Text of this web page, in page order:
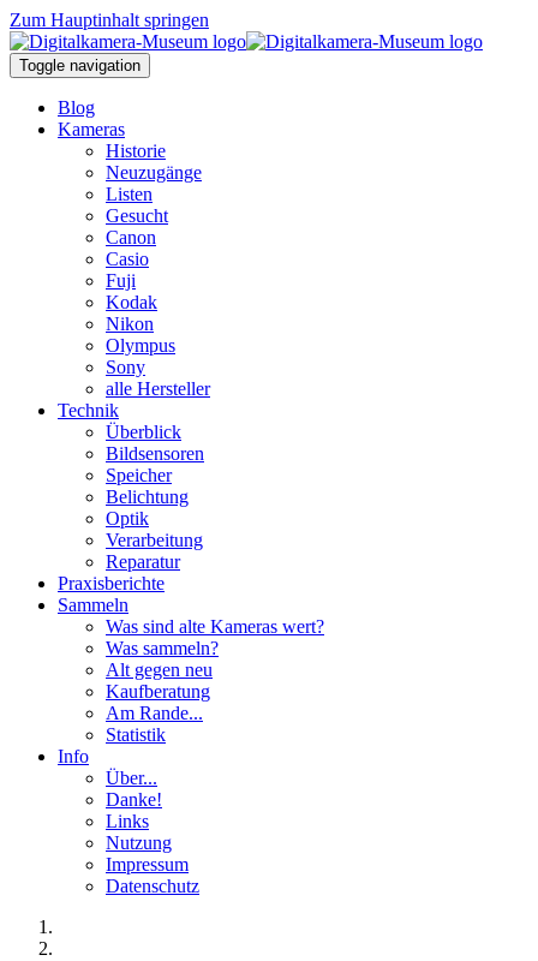
Zum Hauptinhalt springen
Toggle navigation
Blog
Kameras
Historie
Neuzugänge
Listen
Gesucht
Canon
Casio
Fuji
Kodak
Nikon
Olympus
Sony
alle Hersteller
Technik
Überblick
Bildsensoren
Speicher
Belichtung
Optik
Verarbeitung
Reparatur
Praxisberichte
Sammeln
Was sind alte Kameras wert?
Was sammeln?
Alt gegen neu
Kaufberatung
Am Rande...
Statistik
Info
Über...
Danke!
Links
Nutzung
Impressum
Datenschutz